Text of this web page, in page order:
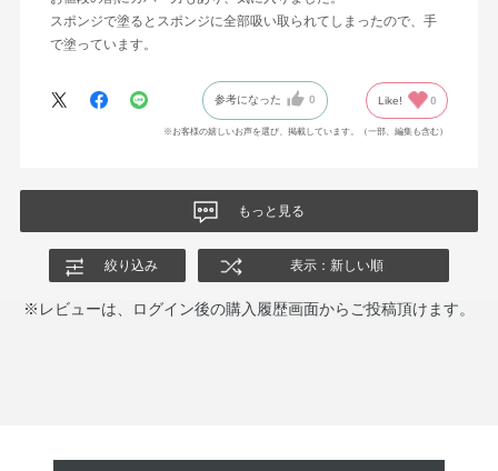
スポンジで塗るとスポンジに全部吸い取られてしまったので、手
で塗っています。
参考になった 0 Like! 0
※お客様の嬉しいお声を選び、掲載しています。（一部、編集も含む）
もっと見る
絞り込み 表示：新しい順
※レビューは、ログイン後の購入履歴画面からご投稿頂けます。